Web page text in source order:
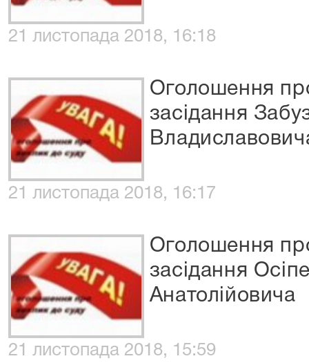
21 листопада 2018, 16:18
Оголошення
засідання
21 листопада 2018, 16:17
Оголошення
засідання
Анатолійовича
21 листопада 2018, 15:59